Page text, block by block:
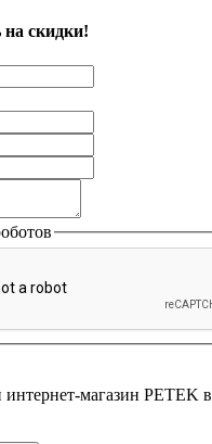
скидки!
магазин PETEK